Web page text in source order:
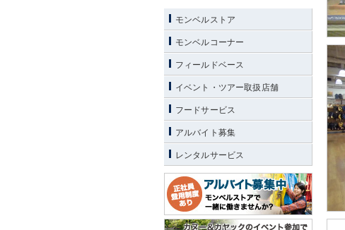
モンベルストア
モンベルコーナー
フィールドベース
イベント・ツアー取扱店舗
フードサービス
アルバイト募集
レンタルサービス